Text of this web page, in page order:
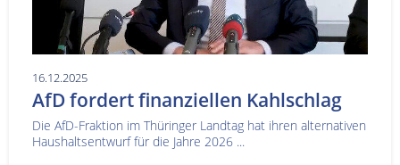
16.12.2025
AfD fordert finanziellen Kahlschlag
Die AfD-Fraktion im Thüringer Landtag hat ihren alternativen
Haushaltsentwurf für die Jahre 2026 ...